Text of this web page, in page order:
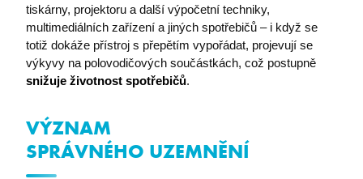
tiskárny, projektoru a další výpočetní techniky,
multimediálních zařízení a jiných spotřebičů – i když se
totiž dokáže přístroj s přepětím vypořádat, projevují se
výkyvy na polovodičových součástkách, což postupně
snižuje životnost spotřebičů.
VÝZNAM
SPRÁVNÉHO UZEMNĚNÍ